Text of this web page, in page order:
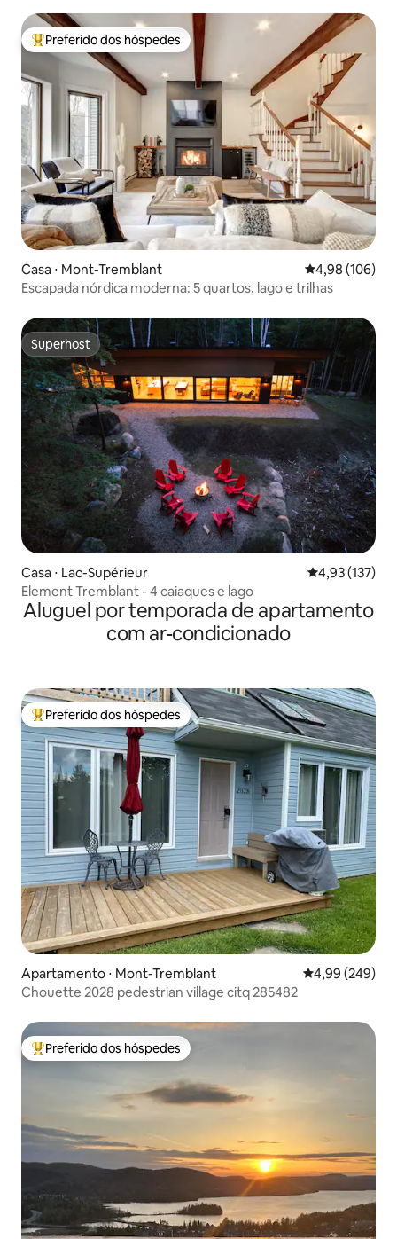
Entre os melhores preferidos dos hóspedes
Preferido dos hóspedes
Casa ⋅ Mont-Tremblant 4,98 de uma
4,98 (106)
Escapada nórdica moderna: 5 quartos, lago e trilhas
Superhost
Superhost
Casa ⋅ Lac-Supérieur 4,93 de uma
4,93 (137)
Element Tremblant - 4 caiaques e lago
Aluguel por temporada de apartamento
com ar-condicionado
Entre os melhores preferidos dos hóspedes
Preferido dos hóspedes
Apartamento ⋅ Mont-Tremblant 4,99 de uma
4,99 (249)
Chouette 2028 pedestrian village citq 285482
Entre os melhores preferidos dos hóspedes
Preferido dos hóspedes